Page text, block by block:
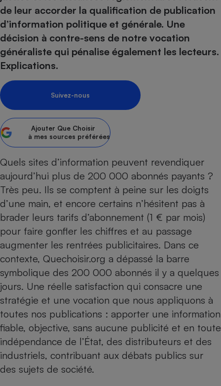
de leur accorder la qualification de publication
d’information politique et générale. Une
décision à contre-sens de notre vocation
généraliste qui pénalise également les lecteurs.
Explications.
Suivez-nous
Ajouter Que Choisir
à mes sources préférées
Quels sites d’information peuvent revendiquer
aujourd’hui plus de 200 000 abonnés payants ?
Très peu. Ils se comptent à peine sur les doigts
d’une main, et encore certains n’hésitent pas à
brader leurs tarifs d’abonnement (1 € par mois)
pour faire gonfler les chiffres et au passage
augmenter les rentrées publicitaires. Dans ce
contexte, Quechoisir.org a dépassé la barre
symbolique des 200 000 abonnés il y a quelques
jours. Une réelle satisfaction qui consacre une
stratégie et une vocation que nous appliquons à
toutes nos publications : apporter une information
fiable, objective, sans aucune publicité et en toute
indépendance de l’État, des distributeurs et des
industriels, contribuant aux débats publics sur
des sujets de société.
Sécurité - Hygiène
Complément
alimentaire
bouteille
Assurance
Banque - Crédit
Epargne - Fiscalité
Mutuelle
Assurance emprunteur
Banque
Circulation routière
Contrôle technique -
Pièce détachée
Moto
Comparateur auto
Comparatif
Comparatif hotte
Comparatif climatiseur
Comparatif robot cuiseur
Comparatif centrale
Gros électroménager
Petit électroménager -
Électricité - Gaz
Comparatif casque audio
Comparatif imprimante
Comparatif ordinateur
Image et son
Informatique
Internet
Téléphonie
Téléviseur
Crédit immobilier
Comparatif tondeuse
Comparatif radiateur
Produit d'entretien
Sécurité domestique
Matelas
Hygiène - Beauté
Mutuelle
Antimoustique
Maison de retraite
Choisir son fioul
Choisir son pellet
Comparateur assurance emprunteur
Energie Moins Chère Ensemble
Toutes les cartes interactives
Speedtest - Testez le débit de votre
connexion Internet